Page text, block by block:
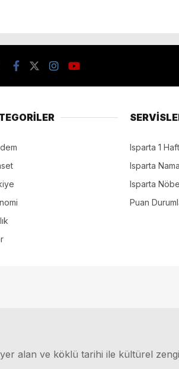
Isparta 1
Isparta
Isparta
Puan
alan ve köklü tarihi ile kültürel